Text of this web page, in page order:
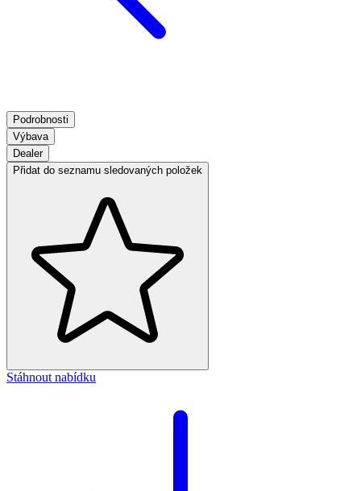
Podrobnosti
Výbava
Dealer
Přidat do seznamu sledovaných položek
Stáhnout nabídku